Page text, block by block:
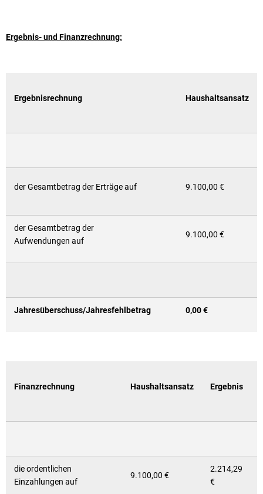
Ergebnis- und Finanzrechnung:
Ergebnisrechnung Haushaltsansatz
der Gesamtbetrag der Erträge auf 9.100,00 €
der Gesamtbetrag der
Aufwendungen auf
9.100,00 €
Jahresüberschuss/Jahresfehlbetrag 0,00 €
Finanzrechnung Haushaltsansatz Ergebnis
die ordentlichen
Einzahlungen auf
9.100,00 €
2.214,29
€